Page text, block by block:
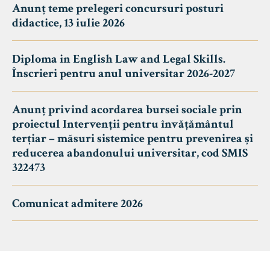
Anunț teme prelegeri concursuri posturi
didactice, 13 iulie 2026
Diploma in English Law and Legal Skills.
Înscrieri pentru anul universitar 2026-2027
Anunț privind acordarea bursei sociale prin
proiectul Intervenții pentru învățământul
terțiar – măsuri sistemice pentru prevenirea și
reducerea abandonului universitar, cod SMIS
322473
Comunicat admitere 2026